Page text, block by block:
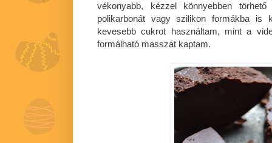
vékonyabb, kézzel könnyebben
polikarbonát vagy szilikon formákba
kevesebb cukrot használtam, mint a
formálható masszát kaptam.